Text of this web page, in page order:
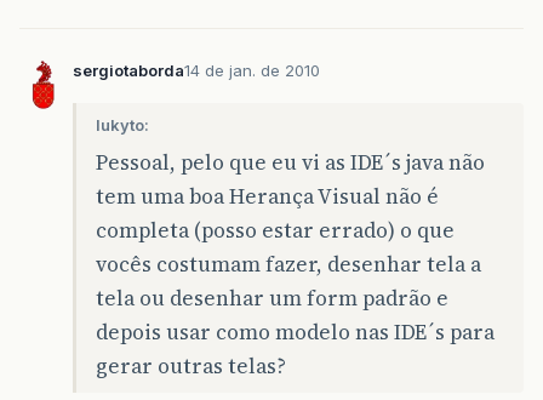
sergiotaborda14 de jan. de 2010
lukyto:
Pessoal, pelo que eu vi as IDE´s java não
tem uma boa Herança Visual não é
completa (posso estar errado) o que
vocês costumam fazer, desenhar tela a
tela ou desenhar um form padrão e
depois usar como modelo nas IDE´s para
gerar outras telas?